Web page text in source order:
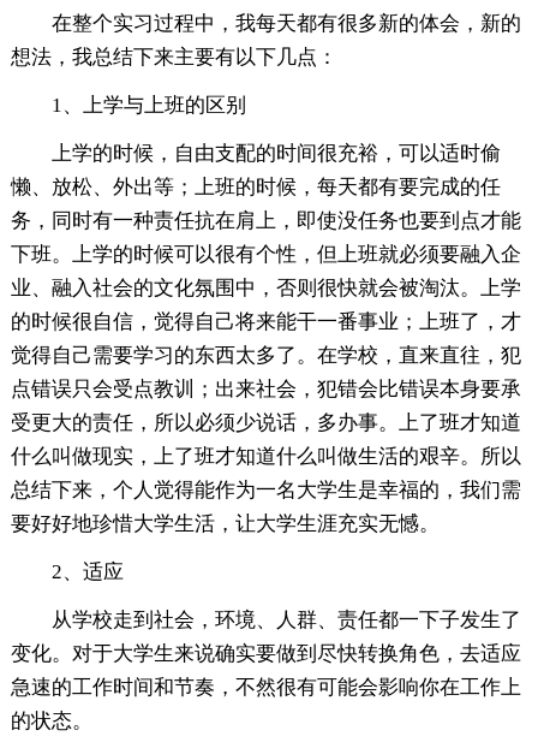
在整个实习过程中，我每天都有很多新的体会，新的
想法，我总结下来主要有以下几点：
1、上学与上班的区别
上学的时候，自由支配的时间很充裕，可以适时偷
懒、放松、外出等；上班的时候，每天都有要完成的任
务，同时有一种责任抗在肩上，即使没任务也要到点才能
下班。上学的时候可以很有个性，但上班就必须要融入企
业、融入社会的文化氛围中，否则很快就会被淘汰。上学
的时候很自信，觉得自己将来能干一番事业；上班了，才
觉得自己需要学习的东西太多了。在学校，直来直往，犯
点错误只会受点教训；出来社会，犯错会比错误本身要承
受更大的责任，所以必须少说话，多办事。上了班才知道
什么叫做现实，上了班才知道什么叫做生活的艰辛。所以
总结下来，个人觉得能作为一名大学生是幸福的，我们需
要好好地珍惜大学生活，让大学生涯充实无憾。
2、适应
从学校走到社会，环境、人群、责任都一下子发生了
变化。对于大学生来说确实要做到尽快转换角色，去适应
急速的工作时间和节奏，不然很有可能会影响你在工作上
的状态。